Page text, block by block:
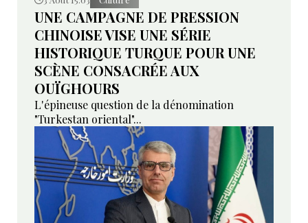
UNE CAMPAGNE DE PRESSION
CHINOISE VISE UNE SÉRIE
HISTORIQUE TURQUE POUR UNE
SCÈNE CONSACRÉE AUX
OUÏGHOURS
L'épineuse question de la dénomination
"Turkestan oriental"...